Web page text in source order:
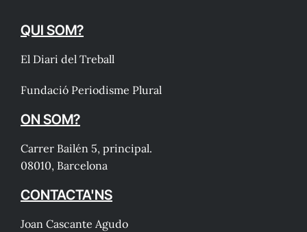
QUI SOM?
El Diari del Treball
Fundació Periodisme Plural
ON SOM?
Carrer Bailén 5, principal.
08010, Barcelona
CONTACTA'NS
Joan Cascante Agudo